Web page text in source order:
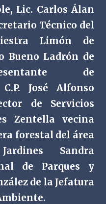
Lic. Carlos Álan
Técnico del
Limón de
Bueno Ladrón de
de
José Alfonso
de Servicios
Zentella vecina
forestal del área
Sandra
de Parques y
de la Jefatura